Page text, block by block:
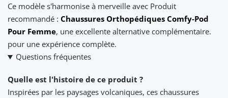
Ce modèle s'harmonise à merveille avec Produit
recommandé : Chaussures Orthopédiques Comfy-Pod
Pour Femme, une excellente alternative complémentaire.
pour une expérience complète.
Questions fréquentes
Quelle est l'histoire de ce produit ?
Inspirées par les paysages volcaniques, ces chaussures